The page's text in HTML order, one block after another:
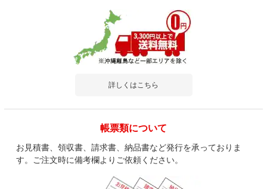
詳しくはこちら
帳票類について
お見積書、領収書、請求書、納品書など発行を承っておりま
す。ご注文時に備考欄よりご依頼ください。